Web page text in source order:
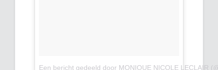
Een bericht gedeeld door MONIQUE NICOLE LECLAIR